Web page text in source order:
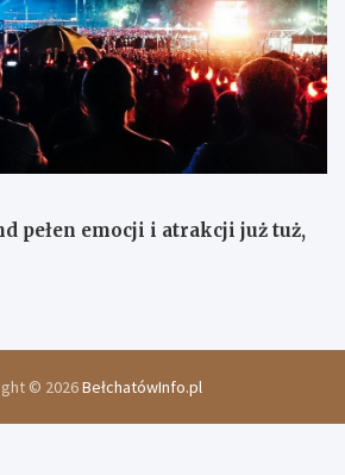
pełen emocji i atrakcji już tuż,
© 2026BełchatówInfo.pl